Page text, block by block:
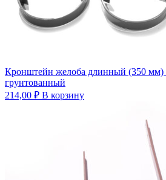
Кронштейн желоба длинный (350 мм)
грунтованный
214,00 ₽ В корзину